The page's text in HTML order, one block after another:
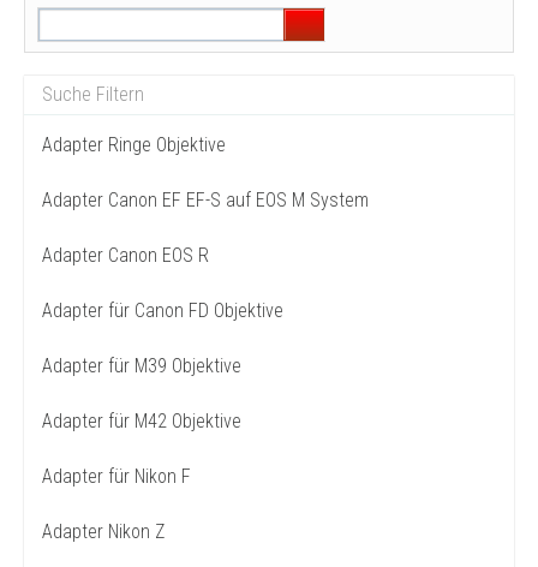
Adapter Ringe Objektive
Adapter Canon EF EF-S auf EOS M System
Adapter Canon EOS R
Adapter für Canon FD Objektive
Adapter für M39 Objektive
Adapter für M42 Objektive
Adapter für Nikon F
Adapter Nikon Z